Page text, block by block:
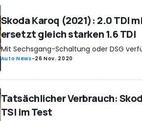
Skoda Karoq (2021): 2.0 TDI
ersetzt gleich starken 1.6 TDI
Mit Sechsgang-Schaltung oder DSG
Auto News-26 Nov. 2020
Tatsächlicher Verbrauch:
TSI im Test